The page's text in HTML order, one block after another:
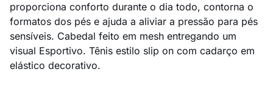
proporciona conforto durante o dia todo, contorna o
formatos dos pés e ajuda a aliviar a pressão para pés
sensíveis. Cabedal feito em mesh entregando um
visual Esportivo. Tênis estilo slip on com cadarço em
elástico decorativo.